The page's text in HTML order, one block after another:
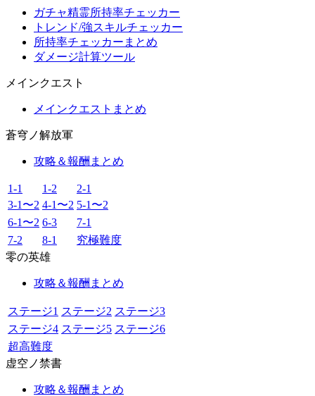
ガチャ精霊所持率チェッカー
トレンド/強スキルチェッカー
所持率チェッカーまとめ
ダメージ計算ツール
メインクエスト
メインクエストまとめ
蒼穹ノ解放軍
攻略＆報酬まとめ
1-1 1-2
2-1
3-1〜2 4-1〜2 5-1〜2
6-1〜2 6-3
7-1
7-2
8-1
究極難度
零の英雄
攻略＆報酬まとめ
ステージ1 ステージ2 ステージ3
ステージ4 ステージ5 ステージ6
超高難度
虚空ノ禁書
攻略＆報酬まとめ